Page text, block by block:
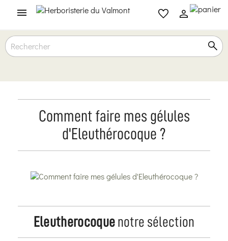

Comment faire mes gélules
d'Eleuthérocoque ?
Eleutherocoque notre sélection